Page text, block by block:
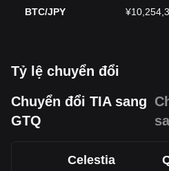
BTC/JPY
Tỷ lệ chuyển đổi
Chuyển đổi TIA sang
GTQ
Celestia